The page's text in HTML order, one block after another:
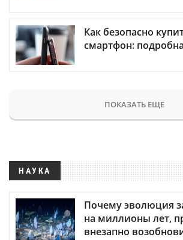
Как безопасно
смартфон:
ПОКАЗАТЬ ЕЩЕ
НАУКА
Почему эволюция
на миллионы лет,
внезапно